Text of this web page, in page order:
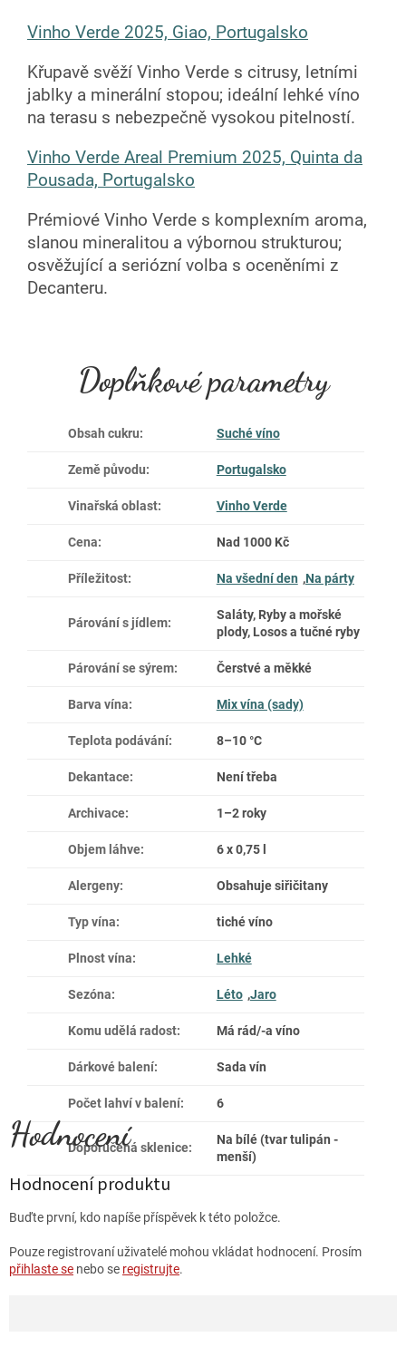
Vinho Verde 2025, Giao, Portugalsko
Křupavě svěží Vinho Verde s citrusy, letními
jablky a minerální stopou; ideální lehké víno
na terasu s nebezpečně vysokou pitelností.
Vinho Verde Areal Premium 2025, Quinta da
Pousada, Portugalsko
Prémiové Vinho Verde s komplexním aroma,
slanou mineralitou a výbornou strukturou;
osvěžující a seriózní volba s oceněními z
Decanteru.
Doplňkové parametry
Obsah cukru: Suché víno
Země původu: Portugalsko
Vinařská oblast: Vinho Verde
Cena: Nad 1000 Kč
Příležitost: Na všední den ,Na párty
Párování s jídlem:
Saláty, Ryby a mořské
plody, Losos a tučné ryby
Párování se sýrem: Čerstvé a měkké
Barva vína: Mix vína (sady)
Teplota podávání: 8–10 °C
Dekantace: Není třeba
Archivace: 1–2 roky
Objem láhve: 6 x 0,75 l
Alergeny: Obsahuje siřičitany
Typ vína: tiché víno
Plnost vína: Lehké
Sezóna: Léto ,Jaro
Komu udělá radost: Má rád/-a víno
Dárkové balení: Sada vín
Počet lahví v balení: 6
Doporučená sklenice:
Na bílé (tvar tulipán -
menší)
Hodnocení produktu
Buďte první, kdo napíše příspěvek k této položce.
Pouze registrovaní uživatelé mohou vkládat hodnocení. Prosím
přihlaste se nebo se registrujte.